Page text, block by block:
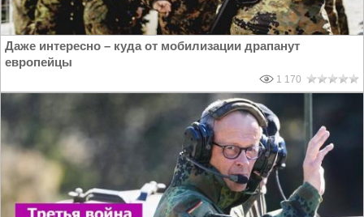
Даже интересно – куда от мобилизации драпанут
европейцы
1 170